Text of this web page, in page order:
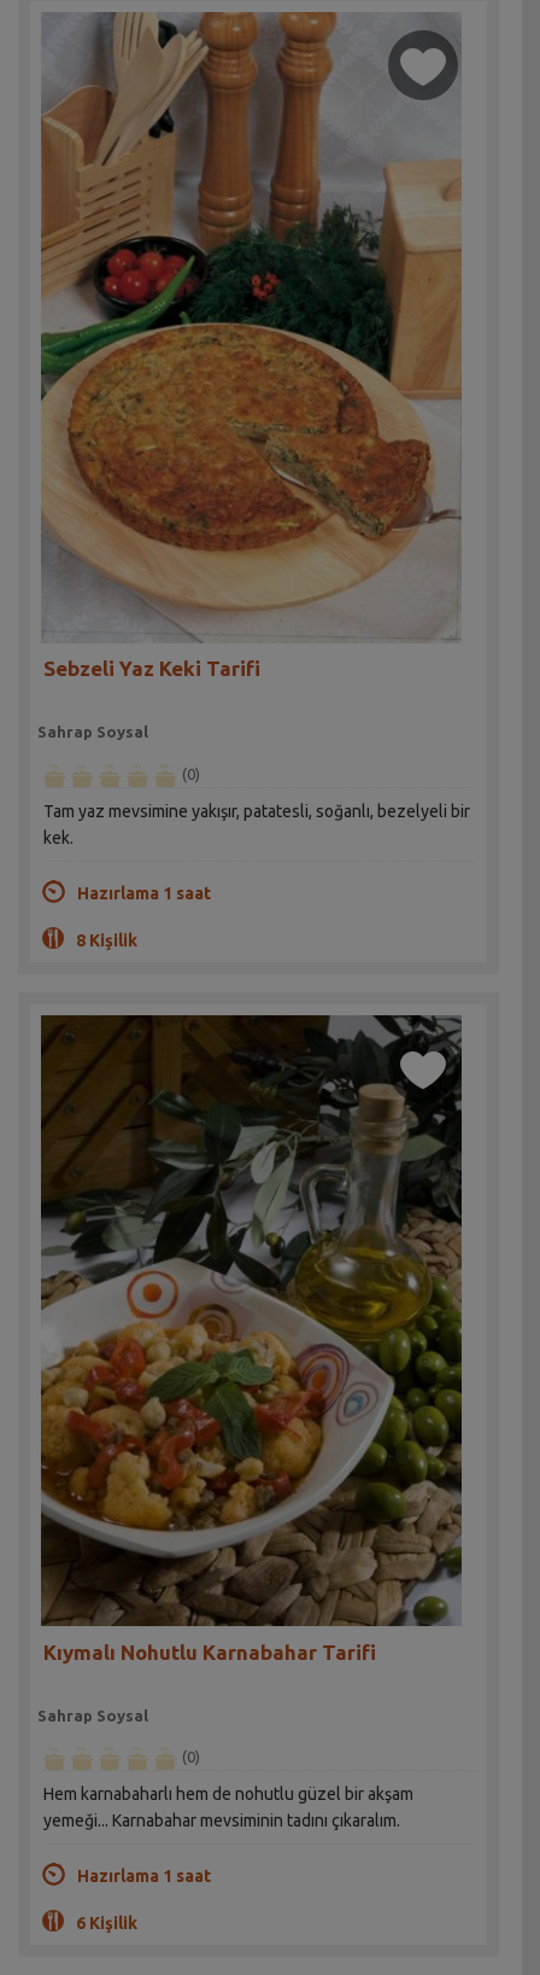
Sebzeli Yaz Keki Tarifi
Sahrap Soysal
(0)
Tam yaz mevsimine yakışır, patatesli, soğanlı, bezelyeli bir
kek.
Hazırlama 1 saat
8 Kişilik
Kıymalı Nohutlu Karnabahar Tarifi
Sahrap Soysal
(0)
Hem karnabaharlı hem de nohutlu güzel bir akşam
yemeği... Karnabahar mevsiminin tadını çıkaralım.
Hazırlama 1 saat
6 Kişilik